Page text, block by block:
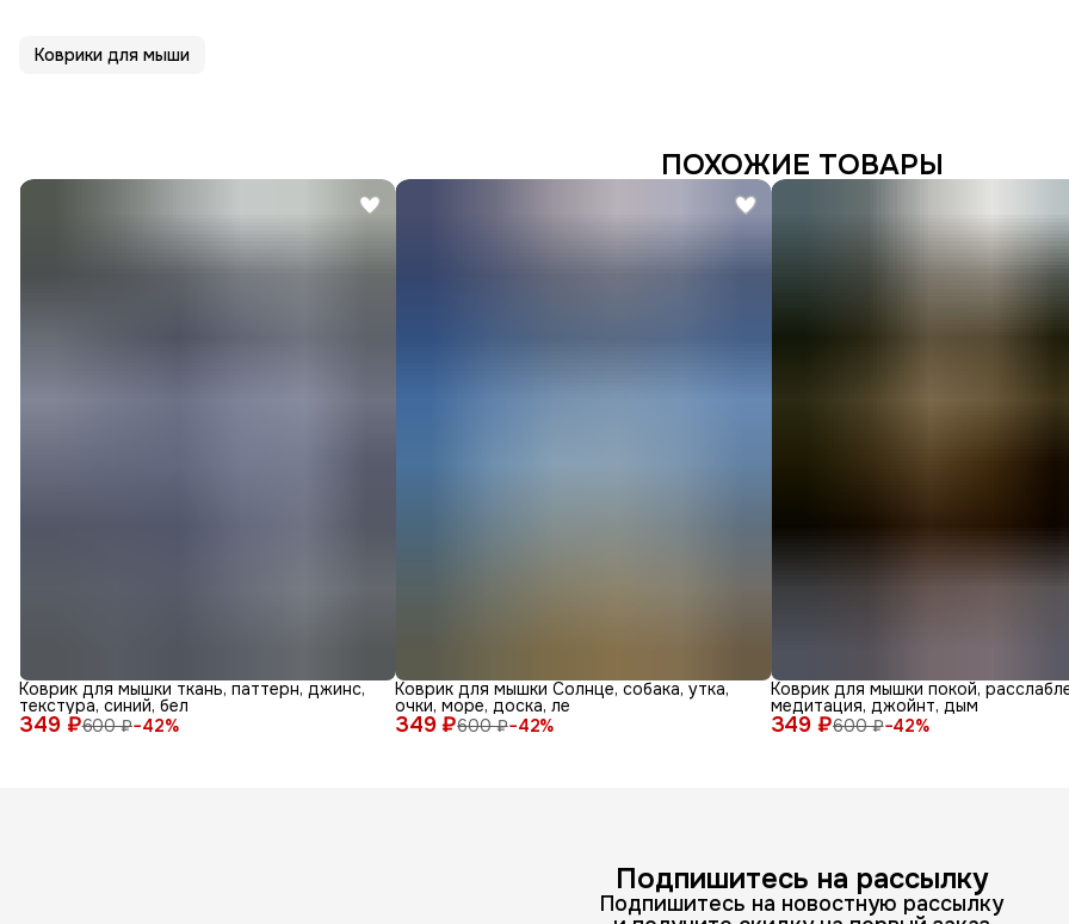
Коврики для мыши
ПОХОЖИЕ ТОВАРЫ
349 ₽600 ₽−42%
Коврик для мышки ткань, паттерн, джинс,
текстура, синий, бел
349 ₽600 ₽−42%
Коврик для мышки Солнце, собака, утка,
очки, море, доска, ле
349 ₽600 ₽−42%
Коврик для мышки покой,
медитация, джойнт, дым
Подпишитесь на рассылку
Подпишитесь на новостную рассылку